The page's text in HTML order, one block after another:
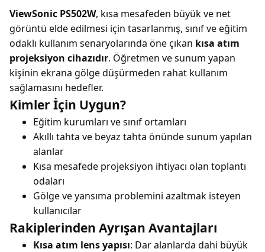
ViewSonic PS502W, kısa mesafeden büyük ve net
görüntü elde edilmesi için tasarlanmış, sınıf ve eğitim
odaklı kullanım senaryolarında öne çıkan kısa atım
projeksiyon cihazıdır. Öğretmen ve sunum yapan
kişinin ekrana gölge düşürmeden rahat kullanım
sağlamasını hedefler.
Kimler İçin Uygun?
Eğitim kurumları ve sınıf ortamları
Akıllı tahta ve beyaz tahta önünde sunum yapılan
alanlar
Kısa mesafede projeksiyon ihtiyacı olan toplantı
odaları
Gölge ve yansıma problemini azaltmak isteyen
kullanıcılar
Rakiplerinden Ayrışan Avantajları
Kısa atım lens yapısı: Dar alanlarda dahi büyük